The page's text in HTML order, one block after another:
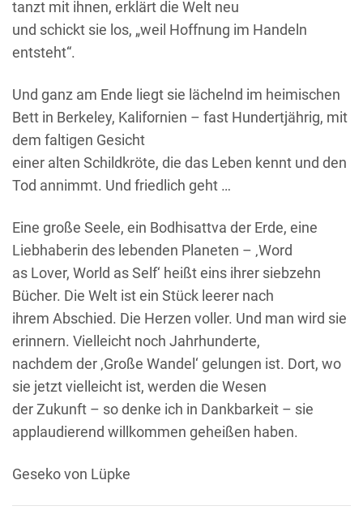
tanzt mit ihnen, erklärt die Welt neu
und schickt sie los, „weil Hoffnung im Handeln
entsteht“.
Und ganz am Ende liegt sie lächelnd im heimischen
Bett in Berkeley, Kalifornien – fast Hundertjährig, mit
dem faltigen Gesicht
einer alten Schildkröte, die das Leben kennt und den
Tod annimmt. Und friedlich geht …
Eine große Seele, ein Bodhisattva der Erde, eine
Liebhaberin des lebenden Planeten – ‚Word
as Lover, World as Self‘ heißt eins ihrer siebzehn
Bücher. Die Welt ist ein Stück leerer nach
ihrem Abschied. Die Herzen voller. Und man wird sie
erinnern. Vielleicht noch Jahrhunderte,
nachdem der ‚Große Wandel‘ gelungen ist. Dort, wo
sie jetzt vielleicht ist, werden die Wesen
der Zukunft – so denke ich in Dankbarkeit – sie
applaudierend willkommen geheißen haben.
Geseko von Lüpke